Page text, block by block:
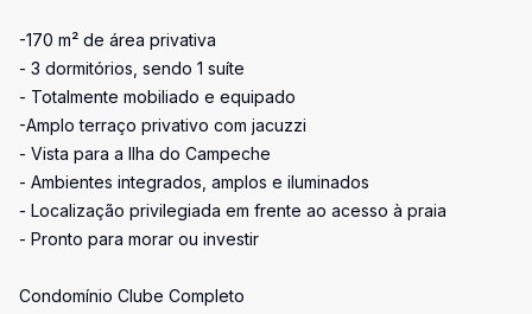
-170 m² de área privativa
- 3 dormitórios, sendo 1 suíte
- Totalmente mobiliado e equipado
-Amplo terraço privativo com jacuzzi
- Vista para a Ilha do Campeche
- Ambientes integrados, amplos e iluminados
- Localização privilegiada em frente ao acesso à praia
- Pronto para morar ou investir
Condomínio Clube Completo